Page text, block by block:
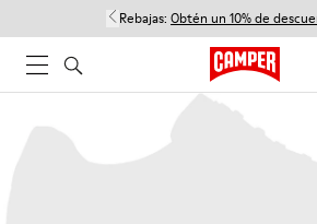
Rebajas: Obtén un 10% de